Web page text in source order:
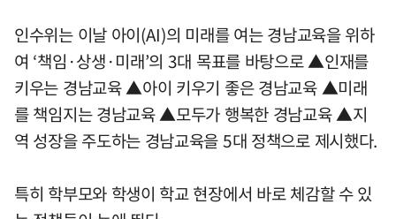
인수위는 이날 아이(AI)의 미래를 여는 경남교육을 위하
여 ‘책임·상생·미래’의 3대 목표를 바탕으로 ▲인재를
키우는 경남교육 ▲아이 키우기 좋은 경남교육 ▲미래
를 책임지는 경남교육 ▲모두가 행복한 경남교육 ▲지
역 성장을 주도하는 경남교육을 5대 정책으로 제시했다.
특히 학부모와 학생이 학교 현장에서 바로 체감할 수 있